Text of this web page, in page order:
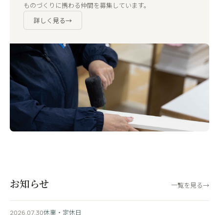
ものづくりに携わる仲間を募集しています。
詳しく見る→
お知らせ 一覧を見る→
2026.07.30休業・定休日